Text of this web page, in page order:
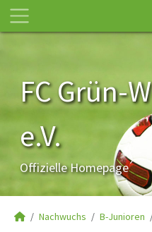
FC Grün-
e.V.
Offizielle Homepage
Nachwuchs B-Junioren